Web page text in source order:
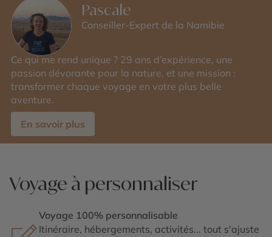
Pascale
Conseiller-Expert de la Namibie
Ce qui me rend unique ? 29 ans d’expérience, une
passion dévorante pour la nature, et une mission :
transformer chaque voyage en votre plus belle
aventure.
En savoir plus
Voyage à personnaliser
Voyage 100% personnalisable
Itinéraire, hébergements, activités... tout s'ajuste